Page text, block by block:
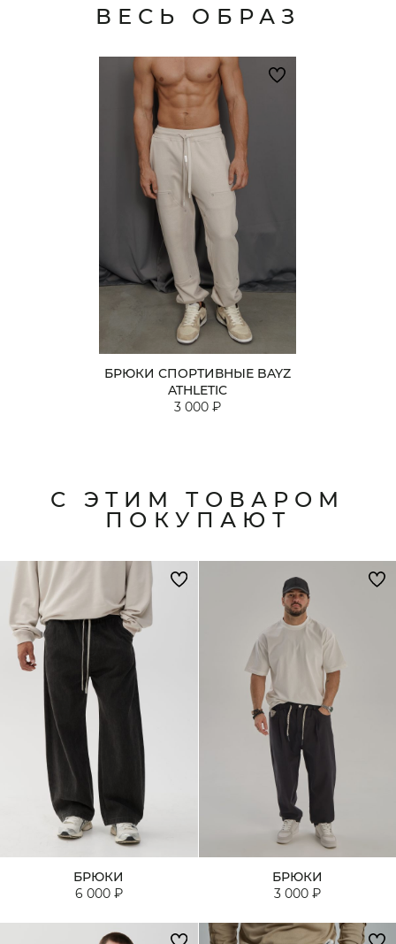
ВЕСЬ ОБРАЗ
БРЮКИ СПОРТИВНЫЕ BAYZ
ATHLETIC
3 000 ₽
С ЭТИМ ТОВАРОМ
ПОКУПАЮТ
БРЮКИ
6 000 ₽
БРЮКИ
3 000 ₽